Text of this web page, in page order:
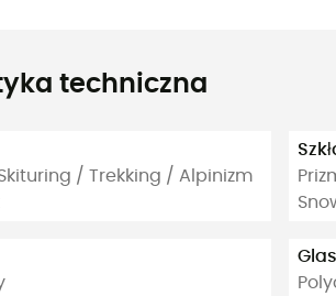
techniczna
/ Trekking / Alpinizm